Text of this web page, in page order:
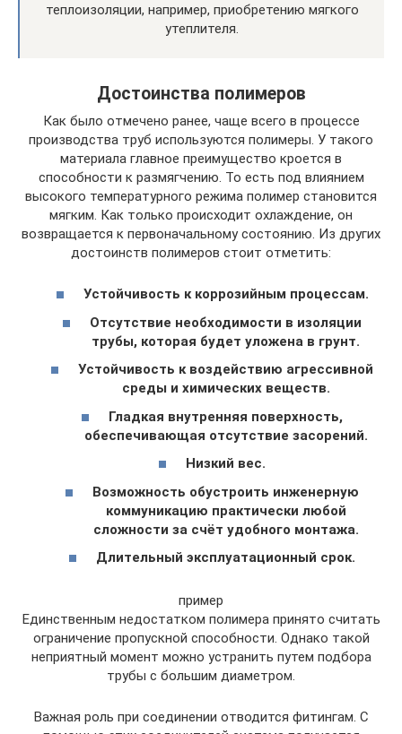
теплоизоляции, например, приобретению мягкого
утеплителя.
Достоинства полимеров
Как было отмечено ранее, чаще всего в процессе
производства труб используются полимеры. У такого
материала главное преимущество кроется в
способности к размягчению. То есть под влиянием
высокого температурного режима полимер становится
мягким. Как только происходит охлаждение, он
возвращается к первоначальному состоянию. Из других
достоинств полимеров стоит отметить:
Устойчивость к коррозийным процессам.
Отсутствие необходимости в изоляции
трубы, которая будет уложена в грунт.
Устойчивость к воздействию агрессивной
среды и химических веществ.
Гладкая внутренняя поверхность,
обеспечивающая отсутствие засорений.
Низкий вес.
Возможность обустроить инженерную
коммуникацию практически любой
сложности за счёт удобного монтажа.
Длительный эксплуатационный срок.
пример
Единственным недостатком полимера принято считать
ограничение пропускной способности. Однако такой
неприятный момент можно устранить путем подбора
трубы с большим диаметром.
Важная роль при соединении отводится фитингам. С